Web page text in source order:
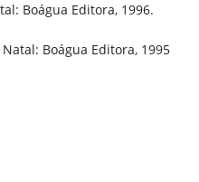
Boágua Editora, 1996.
Natal: Boágua Editora, 1995